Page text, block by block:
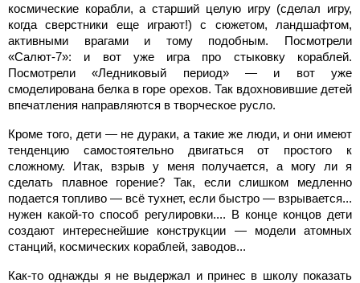
космические корабли, а старший целую игру (сделал игру,
когда сверстники еще играют!) с сюжетом, ландшафтом,
активными врагами и тому подобным. Посмотрели
«Салют-7»: и вот уже игра про стыковку кораблей.
Посмотрели «Ледниковый период» — и вот уже
смоделирована белка в горе орехов. Так вдохновившие детей
впечатления направляются в творческое русло.
Кроме того, дети — не дураки, а такие же люди, и они имеют
тенденцию самостоятельно двигаться от простого к
сложному. Итак, взрыв у меня получается, а могу ли я
сделать плавное горение? Так, если слишком медленно
подается топливо — всё тухнет, если быстро — взрывается...
нужен какой-то способ регулировки.... В конце концов дети
создают интереснейшие конструкции — модели атомных
станций, космических кораблей, заводов...
Как-то однажды я не выдержал и принес в школу показать